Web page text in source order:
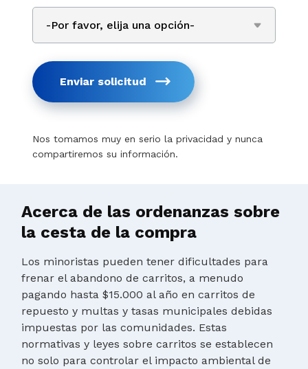
Enviar solicitud
Nos tomamos muy en serio la privacidad y nunca
compartiremos su información.
Acerca de las ordenanzas sobre
la cesta de la compra
Los minoristas pueden tener dificultades para
frenar el abandono de carritos, a menudo
pagando hasta $15.000 al año en carritos de
repuesto y multas y tasas municipales debidas
impuestas por las comunidades. Estas
normativas y leyes sobre carritos se establecen
no solo para controlar el impacto ambiental de